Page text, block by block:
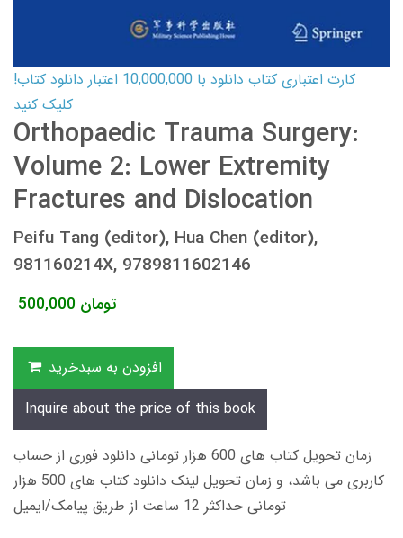
کارت اعتباری کتاب دانلود با 10,000,000 اعتبار دانلود کتاب!
کلیک کنید
Orthopaedic Trauma Surgery:
Volume 2: Lower Extremity
Fractures and Dislocation
Peifu Tang (editor), Hua Chen (editor),
981160214X, 9789811602146
500,000 تومان
افزودن به سبدخرید
Inquire about the price of this book
زمان تحویل کتاب های 600 هزار تومانی دانلود فوری از حساب
کاربری می باشد، و زمان تحویل لینک دانلود کتاب های 500 هزار
تومانی حداکثر 12 ساعت از طریق پیامک/ایمیل